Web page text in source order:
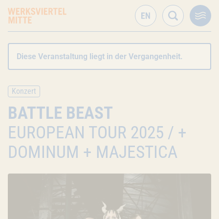
Diese Veranstaltung liegt in der Vergangenheit.
Konzert
BATTLE BEAST
EUROPEAN TOUR 2025 / +
DOMINUM + MAJESTICA